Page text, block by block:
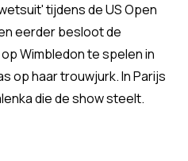
tijdens de US Open
eerder besloot de
Wimbledon te spelen in
op haar trouwjurk. In Parijs
die de show steelt.